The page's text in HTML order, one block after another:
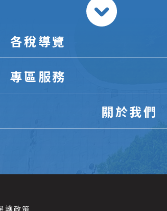
各稅導覽
專區服務
關於我們